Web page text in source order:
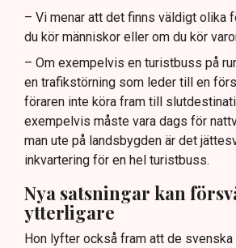
– Vi menar att det finns väldigt olika
du kör människor eller om du kör
– Om exempelvis en turistbuss på
en trafikstörning som leder till en
föraren inte köra fram till
exempelvis måste vara dags för
man ute på landsbygden är det
inkvartering för en hel turistbuss.
Nya satsningar kan
ytterligare
Hon lyfter också fram att de svenska